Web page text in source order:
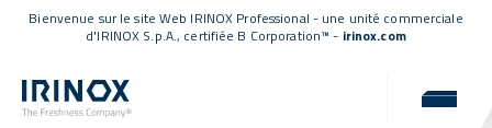
Bienvenue sur le site Web IRINOX Professional - une unité commerciale
d'IRINOX S.p.A., certifiée B Corporation™ - irinox.com